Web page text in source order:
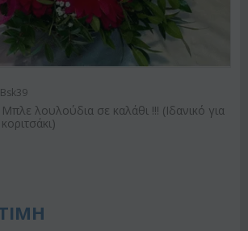
Bsk39
Μπλε λουλούδια σε καλάθι !!! (Ιδανικό για